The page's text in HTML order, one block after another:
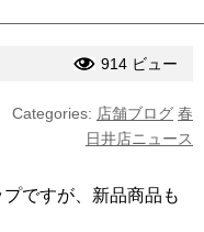
914 ビュー
Categories: 店舗ブログ 春
日井店ニュース
ですが、新品商品も